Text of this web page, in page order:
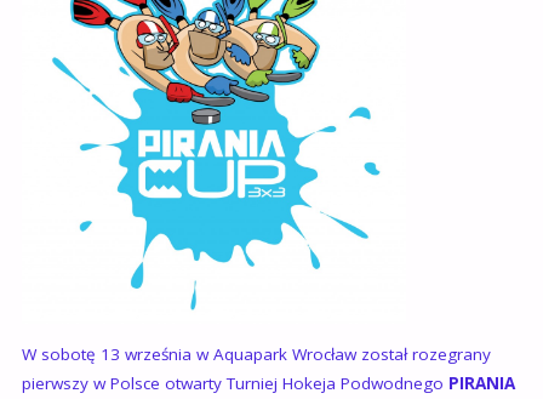
W sobotę 13 września w Aquapark Wrocław został rozegrany
pierwszy w Polsce otwarty Turniej Hokeja Podwodnego PIRANIA